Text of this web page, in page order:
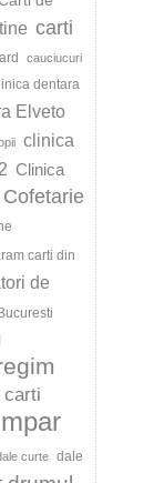
carti
cauciucuri
dentara
Elveto
clinica
Clinica
Cofetarie
carti din
de
carti
curte dale